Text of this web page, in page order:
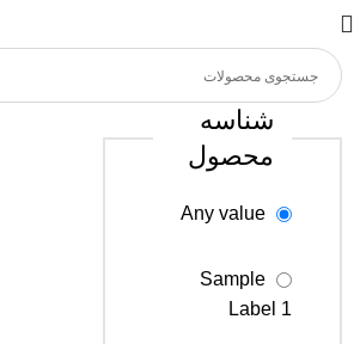
شناسه
محصول
Sample
Label 1